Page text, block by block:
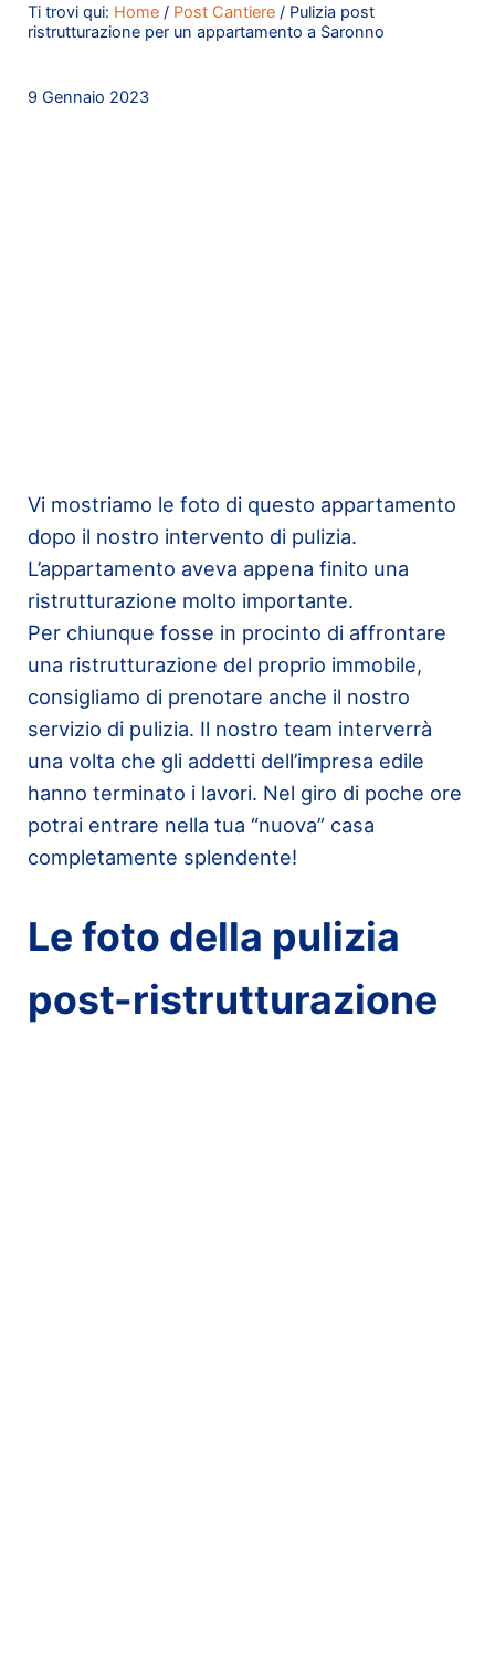
Ti trovi qui: Home / Post Cantiere /Pulizia post
ristrutturazione per un appartamento a Saronno
9 Gennaio 2023
Vi mostriamo le foto di questo appartamento
dopo il nostro intervento di pulizia.
L’appartamento aveva appena finito una
ristrutturazione molto importante.
Per chiunque fosse in procinto di affrontare
una ristrutturazione del proprio immobile,
consigliamo di prenotare anche il nostro
servizio di pulizia. Il nostro team interverrà
una volta che gli addetti dell’impresa edile
hanno terminato i lavori. Nel giro di poche ore
potrai entrare nella tua “nuova” casa
completamente splendente!
Le foto della pulizia
post-ristrutturazione